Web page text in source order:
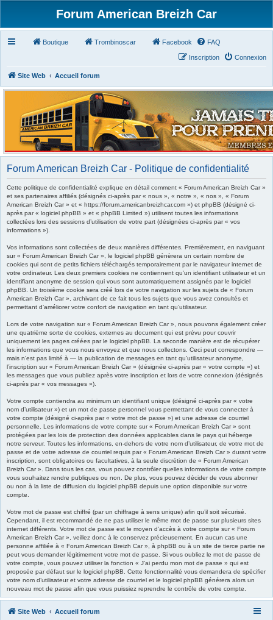
Forum American Breizh Car
Boutique Trombinoscar Facebook FAQ
Connexion
Inscription
Site Web Accueil forum
Forum American Breizh Car - Politique de confidentialité
Cette politique de confidentialité explique en détail comment « Forum American Breizh Car »
et ses partenaires affiliés (désignés ci-après par « nous », « notre », « nos », « Forum
American Breizh Car » et « https://forum.americanbreizhcar.com ») et phpBB (désigné ci-
après par « logiciel phpBB » et « phpBB Limited ») utilisent toutes les informations
collectées lors des sessions d’utilisation de votre part (désignées ci-après par « vos
informations »).
Vos informations sont collectées de deux manières différentes. Premièrement, en naviguant
sur « Forum American Breizh Car », le logiciel phpBB génèrera un certain nombre de
cookies qui sont de petits fichiers téléchargés temporairement par le navigateur internet de
votre ordinateur. Les deux premiers cookies ne contiennent qu’un identifiant utilisateur et un
identifiant anonyme de session qui vous sont automatiquement assignés par le logiciel
phpBB. Un troisième cookie sera créé lors de votre navigation sur les sujets de « Forum
American Breizh Car », archivant de ce fait tous les sujets que vous avez consultés et
permettant d’améliorer votre confort de navigation en tant qu’utilisateur.
Lors de votre navigation sur « Forum American Breizh Car », nous pouvons également créer
une quatrième sorte de cookies, externes au document qui est prévu pour couvrir
uniquement les pages créées par le logiciel phpBB. La seconde manière est de récupérer
les informations que vous nous envoyez et que nous collectons. Ceci peut correspondre —
mais n’est pas limité à — la publication de messages en tant qu’utilisateur anonyme,
l’inscription sur « Forum American Breizh Car » (désignée ci-après par « votre compte ») et
les messages que vous publiez après votre inscription et lors de votre connexion (désignés
ci-après par « vos messages »).
Votre compte contiendra au minimum un identifiant unique (désigné ci-après par « votre
nom d’utilisateur ») et un mot de passe personnel vous permettant de vous connecter à
votre compte (désigné ci-après par « votre mot de passe ») et une adresse de courriel
personnelle. Les informations de votre compte sur « Forum American Breizh Car » sont
protégées par les lois de protection des données applicables dans le pays qui héberge
notre serveur. Toutes les informations, en-dehors de votre nom d’utilisateur, de votre mot de
passe et de votre adresse de courriel requis par « Forum American Breizh Car » durant votre
inscription, sont obligatoires ou facultatives, à la seule discrétion de « Forum American
Breizh Car ». Dans tous les cas, vous pouvez contrôler quelles informations de votre compte
vous souhaitez rendre publiques ou non. De plus, vous pouvez décider de vous abonner
ou non à la liste de diffusion du logiciel phpBB depuis une option disponible sur votre
compte.
Votre mot de passe est chiffré (par un chiffrage à sens unique) afin qu’il soit sécurisé.
Cependant, il est recommandé de ne pas utiliser le même mot de passe sur plusieurs sites
internet différents. Votre mot de passe est le moyen d’accès à votre compte sur « Forum
American Breizh Car », veillez donc à le conservez précieusement. En aucun cas une
personne affiliée à « Forum American Breizh Car », à phpBB ou à un site de tierce partie ne
peut vous demander légitimement votre mot de passe. Si vous oubliez le mot de passe de
votre compte, vous pouvez utiliser la fonction « J’ai perdu mon mot de passe » qui est
proposée par défaut sur le logiciel phpBB. Cette fonctionnalité vous demandera de spécifier
votre nom d’utilisateur et votre adresse de courriel et le logiciel phpBB générera alors un
nouveau mot de passe afin que vous puissiez reprendre le contrôle de votre compte.
Site Web Accueil forum